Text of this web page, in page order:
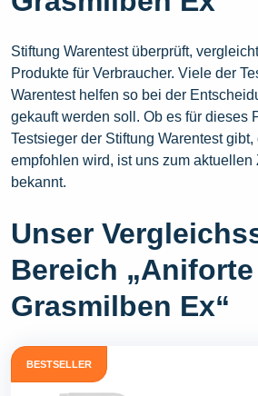
Stiftung Warentest überprüft,
Produkte für Verbraucher. Viele der
Warentest helfen so bei der
gekauft werden soll. Ob es für dieses
Testsieger der Stiftung Warentest
empfohlen wird, ist uns zum aktuellen
bekannt.
Unser
Bereich „Aniforte
Grasmilben Ex“
BESTSELLER